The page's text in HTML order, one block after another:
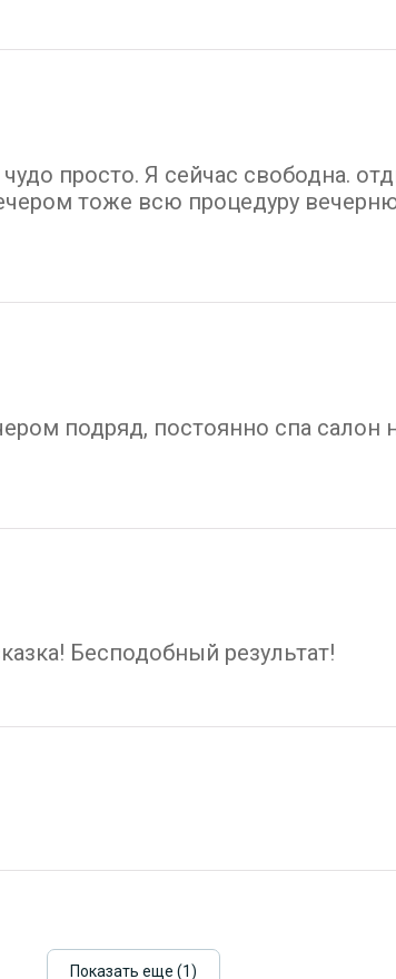
просто. Я сейчас свободна.
тоже всю процедуру
подряд, постоянно спа салон
Бесподобный результат!
Показать еще (1)